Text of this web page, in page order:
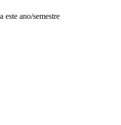
este ano/semestre